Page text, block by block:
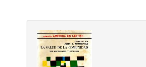
Iniciar sesión